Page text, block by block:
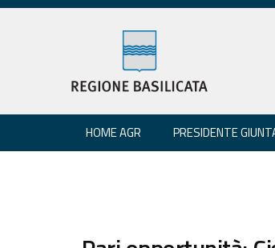
HOME AGR PRESIDENTE